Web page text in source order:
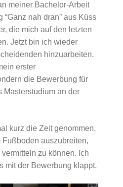
meiner Bachelor-Arbeit
“Ganz nah dran” aus Küss
die mich auf den letzten
Jetzt bin ich wieder
hinzuarbeiten.
erster
die Bewerbung für
Masterstudium an der
kurz die Zeit genommen,
auszubreiten,
zu können. Ich
mit der Bewerbung klappt.